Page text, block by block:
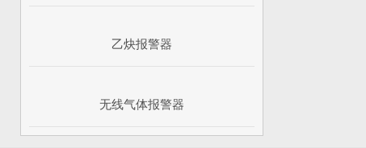
乙炔报警器
无线气体报警器